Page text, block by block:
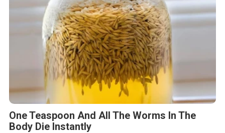
One Teaspoon And All The Worms In The
Body Die Instantly